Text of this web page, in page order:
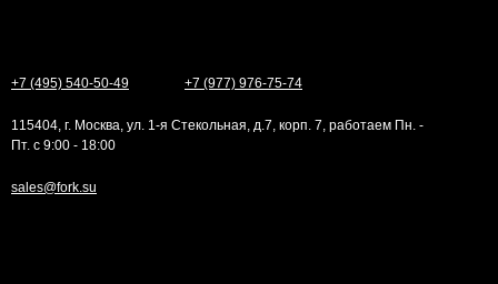
+7 (495) 540-50-49 +7 (977) 976-75-74
115404, г. Москва, ул. 1-я Стекольная, д.7, корп. 7, работаем Пн. -
Пт. с 9:00 - 18:00
sales@fork.su